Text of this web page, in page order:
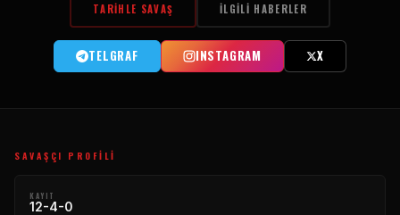
TARIHLE SAVAŞ İLGILI HABERLER
TELGRAF INSTAGRAM X
SAVAŞÇI PROFILI
KAYIT
12-4-0